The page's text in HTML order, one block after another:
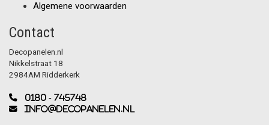
Algemene voorwaarden
Contact
Decopanelen.nl
Nikkelstraat 18
2984AM Ridderkerk
0180 - 745748
info@decopanelen.nl